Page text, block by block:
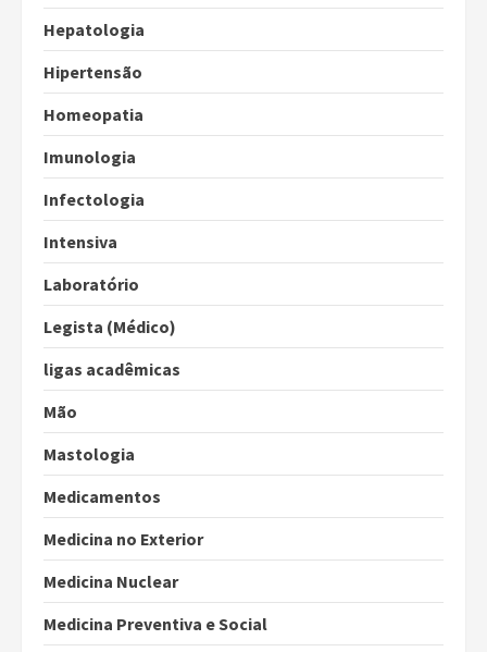
Hepatologia
Hipertensão
Homeopatia
Imunologia
Infectologia
Intensiva
Laboratório
Legista (Médico)
ligas acadêmicas
Mão
Mastologia
Medicamentos
Medicina no Exterior
Medicina Nuclear
Medicina Preventiva e Social